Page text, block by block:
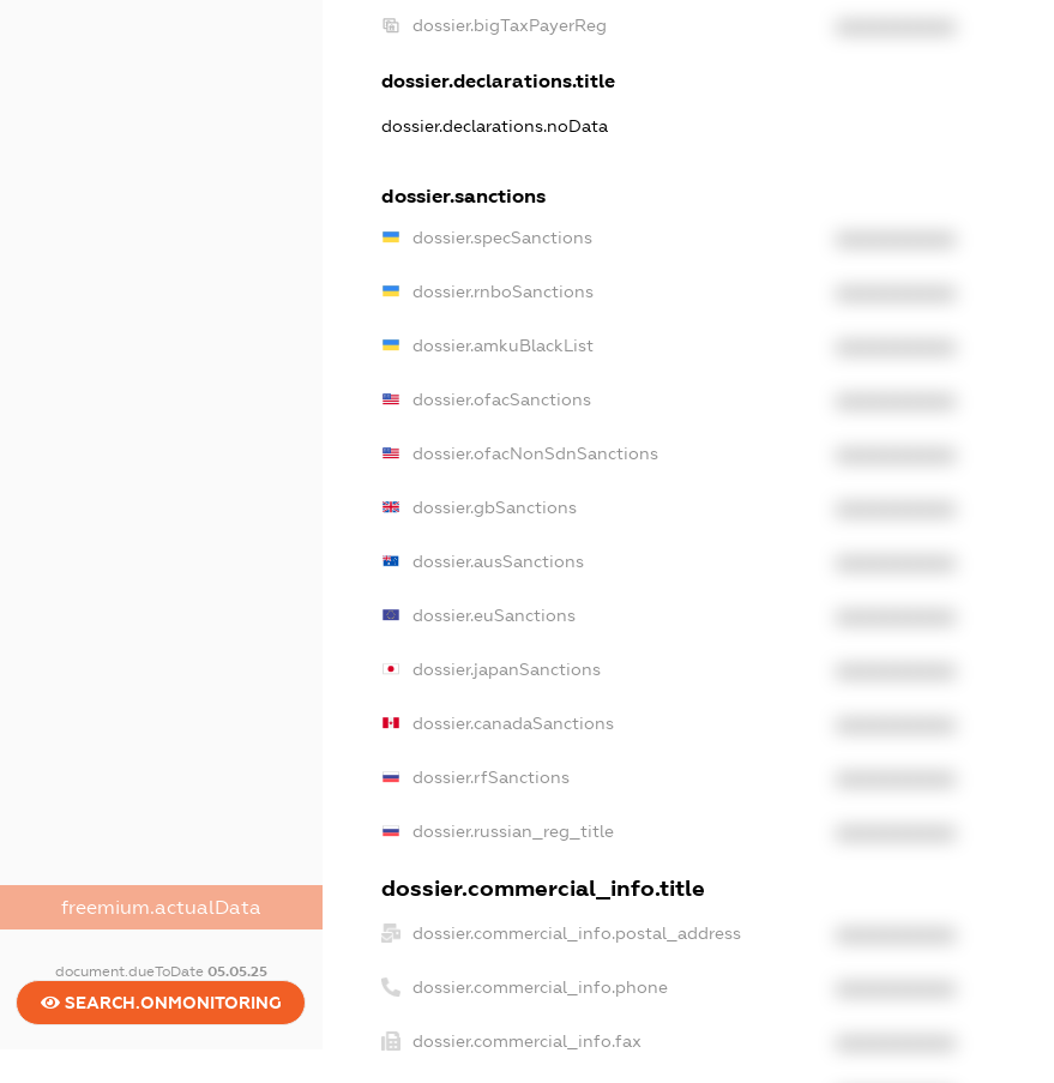
freemium.actualData
document.dueToDate 05.05.25
SEARCH.ONMONITORING
dossier.bigTaxPayerReg
dossier.declarations.title
dossier.declarations.noData
dossier.sanctions
dossier.specSanctions
dossier.rnboSanctions
dossier.amkuBlackList
dossier.ofacSanctions
dossier.ofacNonSdnSanctions
dossier.gbSanctions
dossier.ausSanctions
dossier.euSanctions
dossier.japanSanctions
dossier.canadaSanctions
dossier.rfSanctions
dossier.russian_reg_title
dossier.commercial_info.title
dossier.commercial_info.postal_address
dossier.commercial_info.phone
dossier.commercial_info.fax